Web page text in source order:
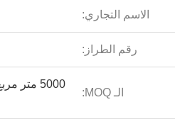
الاسم التجاري:
رقم الطراز:
الـ MOQ: